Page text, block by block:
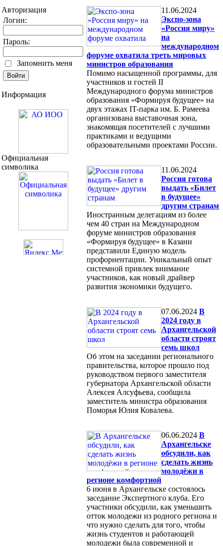
Авторизация
Логин:
Пароль:
Запомнить меня
Информация
Официальная
символика
11.06.2024
Экспо-зона
«Россия миру»
на
международном
форуме охватила треть мировых
министров образования
Помимо насыщенной программы, для
участников и гостей II
Международного форума министров
образования «Формируя будущее» на
двух этажах IT-парка им. Б. Рамеева
организована выставочная зона,
знакомящая посетителей с лучшими
практиками и ведущими
образовательными проектами России.
11.06.2024
Россия готова
выдать «Билет
в будущее»
другим странам
Иностранным делегациям из более
чем 40 стран на Международном
форуме министров образования
«Формируя будущее» в Казани
представили Единую модель
профориентации. Уникальный опыт
системной привлек внимание
участников, как новый драйвер
развития экономики будущего.
07.06.2024 В
2024 году в
Архангельской
области строят
семь школ
Об этом на заседании регионального
правительства, которое прошло под
руководством первого заместителя
губернатора Архангельской области
Алексея Алсуфьева, сообщила
заместитель министра образования
Поморья Юлия Ковалева.
06.06.2024 В
Архангельске
обсудили, как
сделать жизнь
молодёжи в
регионе комфортной
6 июня в Архангельске состоялось
заседание Экспертного клуба. Его
участники обсудили, как уменьшить
отток молодежи из родного региона и
что нужно сделать для того, чтобы
жизнь студентов и работающей
молодежи была современной и